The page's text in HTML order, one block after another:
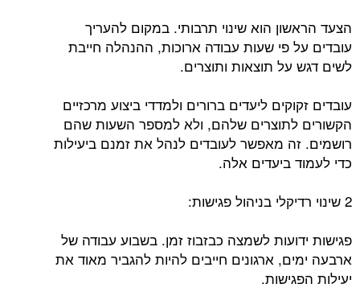
הצעד הראשון הוא שינוי תרבותי. במקום להעריך
עובדים על פי שעות עבודה ארוכות, ההנהלה חייבת
לשים דגש על תוצאות ותוצרים.
עובדים זקוקים ליעדים ברורים ולמדדי ביצוע מרכזיים
הקשורים לתוצרים שלהם, ולא למספר השעות שהם
רושמים. זה מאפשר לעובדים לנהל את זמנם ביעילות
כדי לעמוד ביעדים אלה.
2 שינוי רדיקלי בניהול פגישות:
פגישות ידועות לשמצה כבזבוז זמן. בשבוע עבודה של
ארבעה ימים, ארגונים חייבים להיות להגביר מאוד את
יעילות הפגישות.